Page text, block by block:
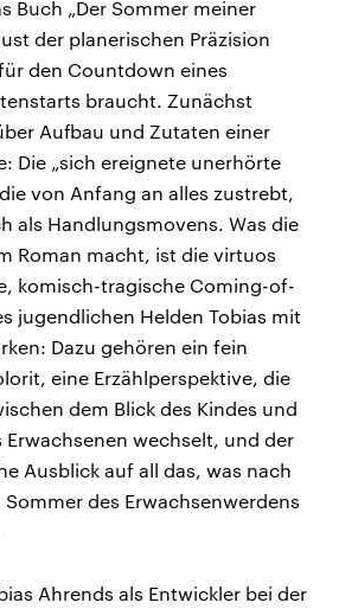
Buch „Der Sommer meiner
der planerischen Präzision
den Countdown eines
braucht. Zunächst
Aufbau und Zutaten einer
Die „sich ereignete unerhörte
von Anfang an alles zustrebt,
als Handlungsmovens. Was die
Roman macht, ist die virtuos
komisch-tragische Coming-of-
jugendlichen Helden Tobias mit
Dazu gehören ein fein
eine Erzählperspektive, die
dem Blick des Kindes und
Erwachsenen wechselt, und der
Ausblick auf all das, was nach
des Erwachsenwerdens
Ahrends als Entwickler bei der